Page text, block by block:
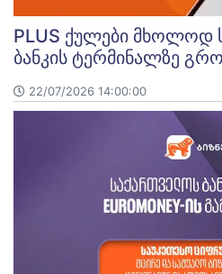
PLUS ქულები მხოლოდ
ბანკის ტერმინალზე
22/07/2026 14:00:00